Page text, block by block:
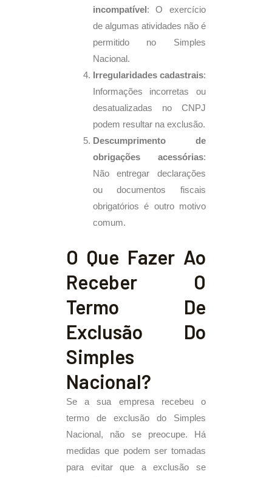
incompatível : O exercício
de algumas atividades não é
permitido no Simples
Nacional.
Irregularidades cadastrais:
Informações incorretas ou
desatualizadas no CNPJ
podem resultar na exclusão.
Descumprimento de
obrigações acessórias:
Não entregar declarações
ou documentos fiscais
obrigatórios é outro motivo
comum.
O Que Fazer Ao
Receber O
Termo De
Exclusão Do
Simples
Nacional?
Se a sua empresa recebeu o
termo de exclusão do Simples
Nacional, não se preocupe. Há
medidas que podem ser tomadas
para evitar que a exclusão se